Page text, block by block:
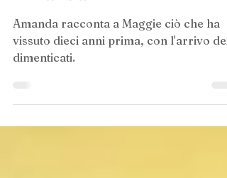
Cap. 9: Il racconto di
Amanda
dimenticati.